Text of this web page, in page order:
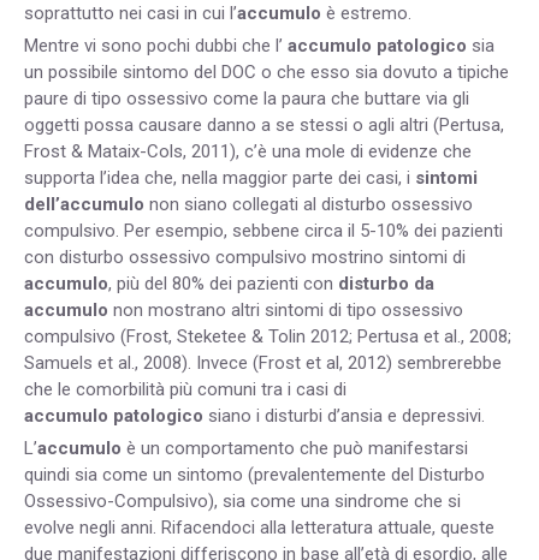
soprattutto nei casi in cui l’accumulo è estremo.
Mentre vi sono pochi dubbi che l’ accumulo patologico sia
un possibile sintomo del DOC o che esso sia dovuto a tipiche
paure di tipo ossessivo come la paura che buttare via gli
oggetti possa causare danno a se stessi o agli altri (Pertusa,
Frost & Mataix-Cols, 2011), c’è una mole di evidenze che
supporta l’idea che, nella maggior parte dei casi, i sintomi
dell’accumulo non siano collegati al disturbo ossessivo
compulsivo. Per esempio, sebbene circa il 5-10% dei pazienti
con disturbo ossessivo compulsivo mostrino sintomi di
accumulo, più del 80% dei pazienti con disturbo da
accumulo non mostrano altri sintomi di tipo ossessivo
compulsivo (Frost, Steketee & Tolin 2012; Pertusa et al., 2008;
Samuels et al., 2008). Invece (Frost et al, 2012) sembrerebbe
che le comorbilità più comuni tra i casi di
accumulo patologico siano i disturbi d’ansia e depressivi.
L’accumulo è un comportamento che può manifestarsi
quindi sia come un sintomo (prevalentemente del Disturbo
Ossessivo-Compulsivo), sia come una sindrome che si
evolve negli anni. Rifacendoci alla letteratura attuale, queste
due manifestazioni differiscono in base all’età di esordio, alle